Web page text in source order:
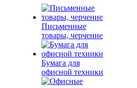
Письменные
товары, черчение
Бумага для
офисной техники